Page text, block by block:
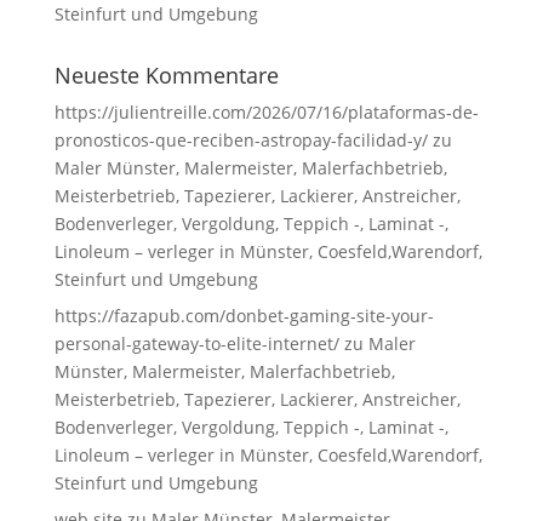
Steinfurt und Umgebung
Neueste Kommentare
https://julientreille.com/2026/07/16/plataformas-de-
pronosticos-que-reciben-astropay-facilidad-y/zu
Maler Münster, Malermeister, Malerfachbetrieb,
Meisterbetrieb, Tapezierer, Lackierer, Anstreicher,
Bodenverleger, Vergoldung, Teppich -, Laminat -,
Linoleum – verleger in Münster, Coesfeld,Warendorf,
Steinfurt und Umgebung
https://fazapub.com/donbet-gaming-site-your-
personal-gateway-to-elite-internet/zu Maler
Münster, Malermeister, Malerfachbetrieb,
Meisterbetrieb, Tapezierer, Lackierer, Anstreicher,
Bodenverleger, Vergoldung, Teppich -, Laminat -,
Linoleum – verleger in Münster, Coesfeld,Warendorf,
Steinfurt und Umgebung